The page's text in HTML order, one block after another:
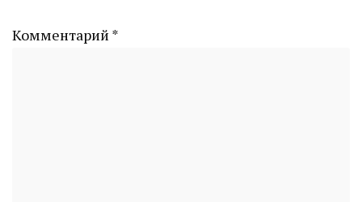
Комментарий *